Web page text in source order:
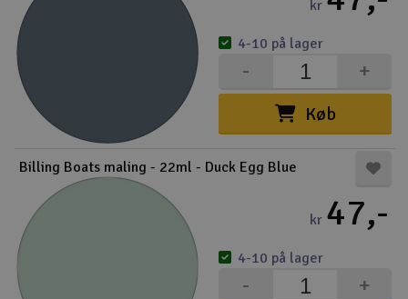
Smarthjem, leg og hobby
Værktøj, udstyr og tilbehør
Gavekort
kr
Køb
+
-
4-10 på lager
Billing Boats maling - 22ml - Duck Egg Blue
kr 47,-
+
-
4-10 på lager